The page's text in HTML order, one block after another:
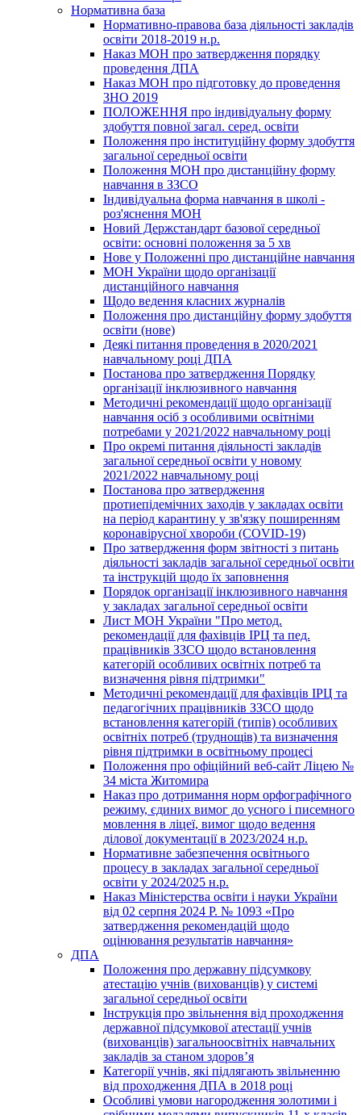
Нормативна база
Нормативно-правова база діяльності закладів
освіти 2018-2019 н.р.
Наказ МОН про затвердження порядку
проведення ДПА
Наказ МОН про підготовку до проведення
ЗНО 2019
ПОЛОЖЕННЯ про індивідуальну форму
здобуття повної загал. серед. освіти
Положення про інституційну форму здобуття
загальної середньої освіти
Положення МОН про дистанційну форму
навчання в ЗЗСО
Індивідуальна форма навчання в школі -
роз'яснення МОН
Новий Держстандарт базової середньої
освіти: основні положення за 5 хв
Нове у Положенні про дистанційне навчання
МОН України щодо організації
дистанційного навчання
Щодо ведення класних журналів
Положення про дистанційну форму здобуття
освіти (нове)
Деякі питання проведення в 2020/2021
навчальному році ДПА
Постанова про затвердження Порядку
організації інклюзивного навчання
Методичні рекомендації щодо організації
навчання осіб з особливими освітніми
потребами у 2021/2022 навчальному році
Про окремі питання діяльності закладів
загальної середньої освіти у новому
2021/2022 навчальному році
Постанова про затвердження
протиепідемічних заходів у закладах освіти
на період карантину у зв'язку поширенням
коронавірусної хвороби (COVID-19)
Про затвердження форм звітності з питань
діяльності закладів загальної середньої освіти
та інструкцій щодо їх заповнення
Порядок організації інклюзивного навчання
у закладах загальної середньої освіти
Лист МОН України "Про метод.
рекомендації для фахівців ІРЦ та пед.
працівників ЗЗСО щодо встановлення
категорій особливих освітніх потреб та
визначення рівня підтримки"
Методичні рекомендації для фахівців ІРЦ та
педагогічних працівників ЗЗСО щодо
встановлення категорій (типів) особливих
освітніх потреб (труднощів) та визначення
рівня підтримки в освітньому процесі
Положення про офіційний веб-сайт Ліцею №
34 міста Житомира
Наказ про дотримання норм орфографічного
режиму, єдиних вимог до усного і писемного
мовлення в ліцеї, вимог щодо ведення
ділової документації в 2023/2024 н.р.
Нормативне забезпечення освітнього
процесу в закладах загальної середньої
освіти у 2024/2025 н.р.
Наказ Міністерства освіти і науки України
від 02 серпня 2024 Р. № 1093 «Про
затвердження рекомендацій щодо
оцінювання результатів навчання»
ДПА
Положення про державну підсумкову
атестацію учнів (вихованців) у системі
загальної середньої освіти
Інструкція про звільнення від проходження
державної підсумкової атестації учнів
(вихованців) загальноосвітніх навчальних
закладів за станом здоров’я
Категорії учнів, які підлягають звільненню
від проходження ДПА в 2018 році
Особливі умови нагородження золотими і